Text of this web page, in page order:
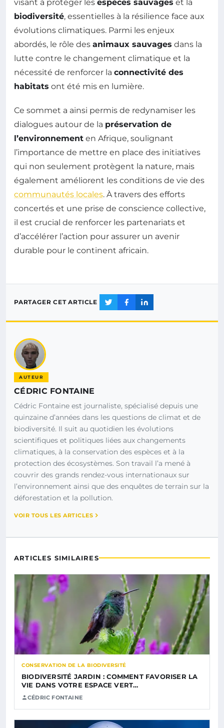
visant à protéger les espèces sauvages et la
biodiversité, essentielles à la résilience face aux
évolutions climatiques. Parmi les enjeux
abordés, le rôle des animaux sauvages dans la
lutte contre le changement climatique et la
nécessité de renforcer la connectivité des
habitats ont été mis en lumière.
Ce sommet a ainsi permis de redynamiser les
dialogues autour de la préservation de
l’environnement en Afrique, soulignant
l’importance de mettre en place des initiatives
qui non seulement protègent la nature, mais
également améliorent les conditions de vie des
communautés locales. À travers des efforts
concertés et une prise de conscience collective,
il est crucial de renforcer les partenariats et
d’accélérer l’action pour assurer un avenir
durable pour le continent africain.
PARTAGER CET ARTICLE
AUTEUR
CÉDRIC FONTAINE
Cédric Fontaine est journaliste, spécialisé depuis une
quinzaine d’années dans les questions de climat et de
biodiversité. Il suit au quotidien les évolutions
scientifiques et politiques liées aux changements
climatiques, à la conservation des espèces et à la
protection des écosystèmes. Son travail l’a mené à
couvrir des grands rendez-vous internationaux sur
l’environnement ainsi que des enquêtes de terrain sur la
déforestation et la pollution.
VOIR TOUS LES ARTICLES
ARTICLES SIMILAIRES
CONSERVATION DE LA BIODIVERSITÉ
BIODIVERSITÉ JARDIN : COMMENT FAVORISER LA
VIE DANS VOTRE ESPACE VERT…
CÉDRIC FONTAINE